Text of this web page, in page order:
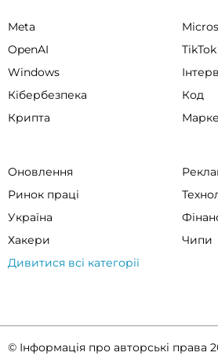
Meta
OpenAI
TikTok
Windows
Кібербезпека
Код
Крипта
Оновлення
Ринок праці
Україна
Хакери
Чипи
Дивитися всі категорії
© Інформація про авторські права